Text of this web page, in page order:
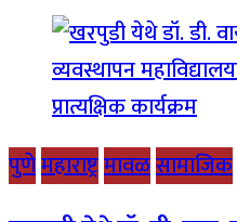
पुणेमहाराष्ट्रमावळसामाजिक